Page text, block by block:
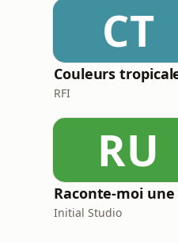
CT
Couleurs
RFI
RU
Initial Studio